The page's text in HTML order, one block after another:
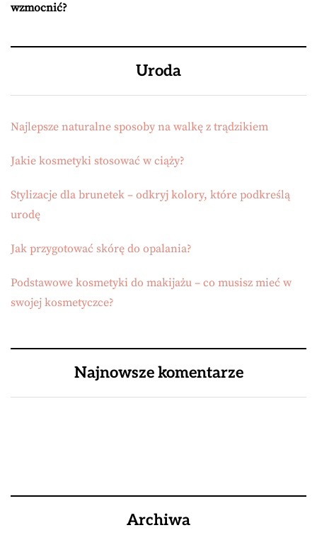
wzmocnić?
Uroda
Najlepsze naturalne sposoby na walkę z trądzikiem
Jakie kosmetyki stosować w ciąży?
Stylizacje dla brunetek – odkryj kolory, które podkreślą
urodę
Jak przygotować skórę do opalania?
Podstawowe kosmetyki do makijażu – co musisz mieć w
swojej kosmetyczce?
Najnowsze komentarze
Archiwa